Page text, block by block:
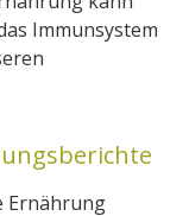
Immunsystem
Ernährung